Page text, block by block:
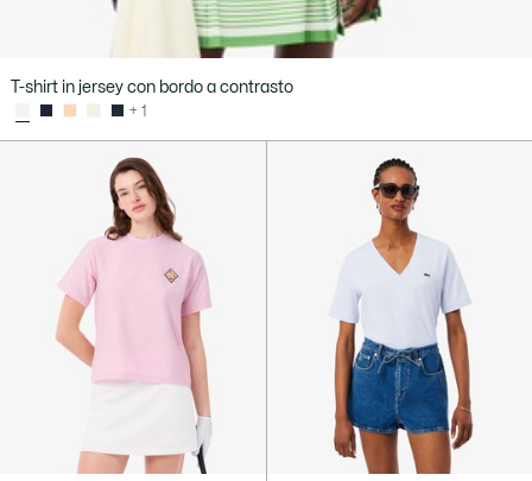
T-shirt in jersey con bordo a contrasto
+ 1